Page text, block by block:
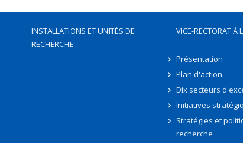
INSTALLATIONS ET UNITÉS DE
RECHERCHE
VICE-RECTORAT À
Présentation
Plan d'action
Dix secteurs
Initiatives
Stratégies et
recherche